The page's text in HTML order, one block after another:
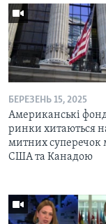
БЕРЕЗЕНЬ 15, 2025
Американські
ринки хитаються
митних суперечок
США та Канадою